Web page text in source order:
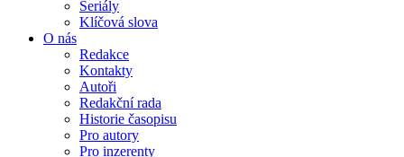
Seriály
Klíčová slova
O nás
Redakce
Kontakty
Autoři
Redakční rada
Historie časopisu
Pro autory
Pro inzerenty